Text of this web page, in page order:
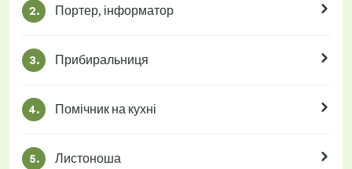
2. Портер, інформатор
3. Прибиральниця
4. Помічник на кухні
5. Листоноша